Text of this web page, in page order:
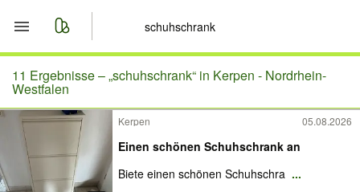
Start
Merkliste
Nachrichten
11 Ergebnisse –„schuhschrank“ in Kerpen - Nordrhein-
Westfalen
Kerpen 05.08.2026
Einen schönen Schuhschrank an
Biete einen schönen Schuhschra ...